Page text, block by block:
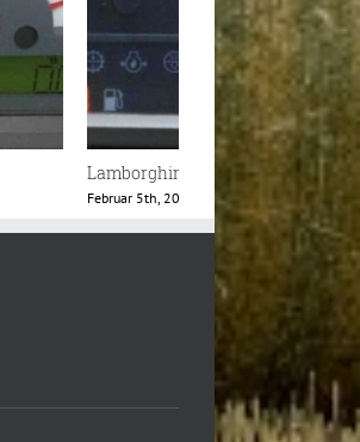
Instrumentenbrett